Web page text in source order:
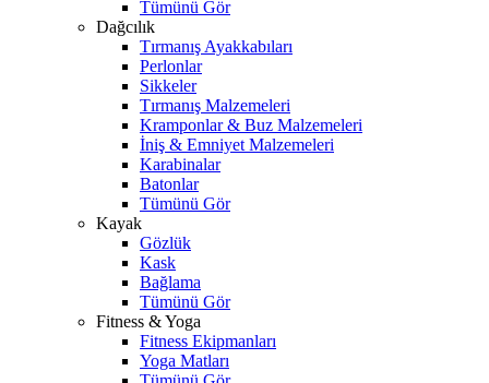
Tümünü Gör
Dağcılık
Tırmanış Ayakkabıları
Perlonlar
Sikkeler
Tırmanış Malzemeleri
Kramponlar & Buz Malzemeleri
İniş & Emniyet Malzemeleri
Karabinalar
Batonlar
Tümünü Gör
Kayak
Gözlük
Kask
Bağlama
Tümünü Gör
Fitness & Yoga
Fitness Ekipmanları
Yoga Matları